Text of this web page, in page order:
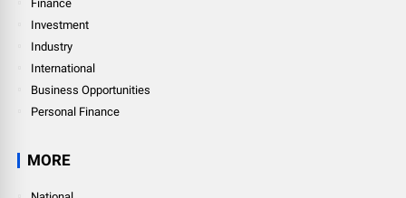
Finance
Investment
Industry
International
Business Opportunities
Personal Finance
MORE